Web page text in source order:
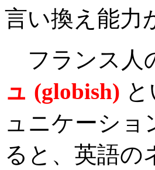
言い換え能力
フランス人
ュ (globish)
ュニケーショ
ると、英語の